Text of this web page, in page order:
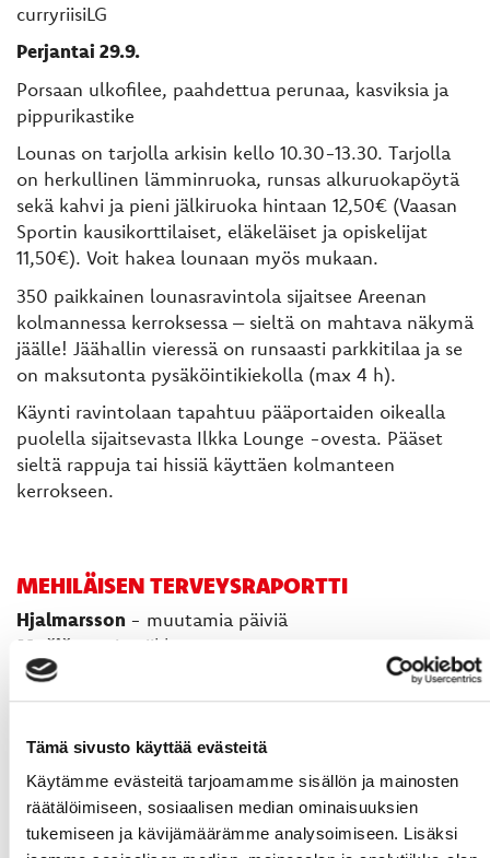
Tämä sivusto käyttää evästeitä
Käytämme evästeitä tarjoamamme sisällön ja mainosten
räätälöimiseen, sosiaalisen median ominaisuuksien
tukemiseen ja kävijämäärämme analysoimiseen. Lisäksi
curryriisiLG
Perjantai 29.9.
Porsaan ulkofilee, paahdettua perunaa, kasviksia ja
pippurikastike
Lounas on tarjolla arkisin kello 10.30-13.30. Tarjolla
on herkullinen lämminruoka, runsas alkuruokapöytä
sekä kahvi ja pieni jälkiruoka hintaan 12,50€ (Vaasan
Sportin kausikorttilaiset, eläkeläiset ja opiskelijat
11,50€). Voit hakea lounaan myös mukaan.
350 paikkainen lounasravintola sijaitsee Areenan
kolmannessa kerroksessa – sieltä on mahtava näkymä
jäälle! Jäähallin vieressä on runsaasti parkkitilaa ja se
on maksutonta pysäköintikiekolla (max 4 h).
Käynti ravintolaan tapahtuu pääportaiden oikealla
puolella sijaitsevasta Ilkka Lounge -ovesta. Pääset
sieltä rappuja tai hissiä käyttäen kolmanteen
kerrokseen.
MEHILÄISEN TERVEYSRAPORTTI
Hjalmarsson - muutamia päiviä
Mašič - noin viikko
Hietanen
Loukkaantumisen sattuessaMehiläinentarjoaa